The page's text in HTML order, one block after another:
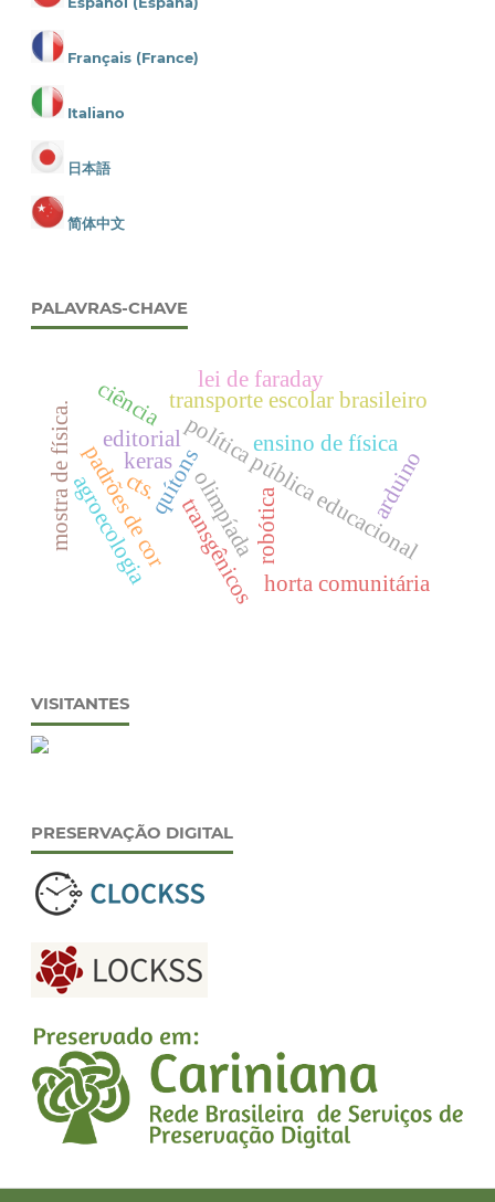
Français (France)
Italiano
日本語
简体中文
PALAVRAS-CHAVE
editorial
olimpíada
política pública educacional
transporte escolar brasileiro
padrões de corquítons
robótica
keras
mostra de física. transgênicos
cts.
horta comunitária
agroecologia
ensino de física
lei de faraday
ciência
arduino
VISITANTES
PRESERVAÇÃO DIGITAL